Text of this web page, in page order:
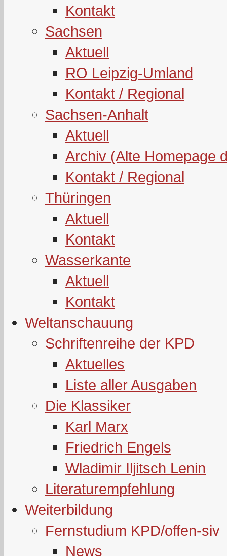
Kontakt
Sachsen
Aktuell
RO Leipzig-Umland
Kontakt / Regional
Sachsen-Anhalt
Aktuell
Archiv (Alte Homepage
Kontakt / Regional
Thüringen
Aktuell
Kontakt
Wasserkante
Aktuell
Kontakt
Weltanschauung
Schriftenreihe der KPD
Aktuelles
Liste aller Ausgaben
Die Klassiker
Karl Marx
Friedrich Engels
Wladimir Iljitsch Lenin
Literaturempfehlung
Weiterbildung
Fernstudium KPD/offen-siv
News